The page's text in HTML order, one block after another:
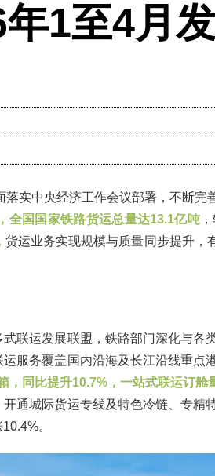
1至4月
落实中央经济工作会议部署，不断完
全国国家铁路货运总量达13.1亿吨
货运业务实现规模与质量同步提升，
联运发展联盟，铁路部门深化与各
服务覆盖国内沿海及长江沿线重点
，同比提升10.7%，一站式联运订舱
通城际货运专线及特色冷链、专精
。